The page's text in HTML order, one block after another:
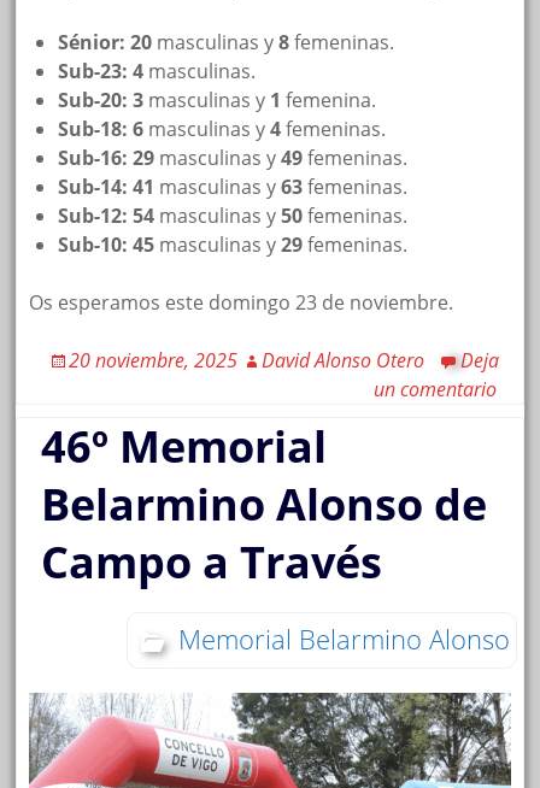
Sénior: 20 masculinas y8femeninas.
Sub-23: 4 masculinas.
Sub-20: 3 masculinas y 1 femenina.
Sub-18: 6 masculinas y4femeninas.
Sub-16: 29 masculinas y49femeninas.
Sub-14: 41 masculinas y63femeninas.
Sub-12: 54 masculinas y50femeninas.
Sub-10: 45 masculinas y29femeninas.
Os esperamos este domingo 23 de noviembre.
20 noviembre, 2025 David Alonso Otero
Deja
un comentario
46º Memorial
Belarmino Alonso de
Campo a Través
Memorial Belarmino Alonso